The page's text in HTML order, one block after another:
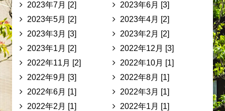
2023年7月 [2]
2023年6月 [3]
2023年5月 [2]
2023年4月 [2]
2023年3月 [3]
2023年2月 [2]
2023年1月 [2]
2022年12月 [3]
2022年11月 [2]
2022年10月 [1]
2022年9月 [3]
2022年8月 [1]
2022年6月 [1]
2022年3月 [1]
2022年2月 [1]
2022年1月 [1]